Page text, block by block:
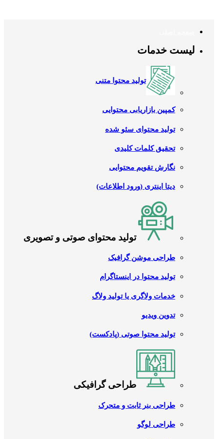
لیست خدمات
تولید محتوا متنی
کمپین بازاریابی محتوایی
تولید محتوای سئو شده
تحقیق کلمات کلیدی
نگارش تقویم محتوایی
دیتا اینتری (ورود اطلاعات)
تولید محتوای صوتی و تصویری
طراحی موشن گرافیک
تولید محتوا در اینستاگرام
خدمات ولاگری یا تولید ولاگ
تدوین ویدیو
تولید محتوا صوتی (پادکست)
طراحی گرافیکی
طراحی بنر ثابت و متحرک
طراحی لوگو